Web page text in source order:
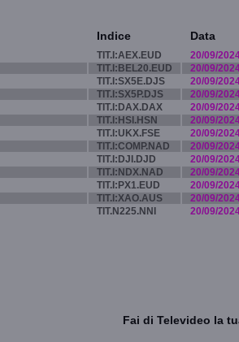
Indice Data
TIT.I:AEX.EUD
20/09/
TIT.I:BEL20.EUD
20/09/
TIT.I:SX5E.DJS
20/09/
TIT.I:SX5P.DJS
20/09/
TIT.I:DAX.DAX
20/09/
TIT.I:HSI.HSN
20/09/
TIT.I:UKX.FSE
20/09/
TIT.I:COMP.NAD
20/09/
TIT.I:DJI.DJD
20/09/
TIT.I:NDX.NAD
20/09/
TIT.I:PX1.EUD
20/09/
TIT.I:XAO.AUS
20/09/
TIT.N225.NNI 20/09/
Fai di Televideo la